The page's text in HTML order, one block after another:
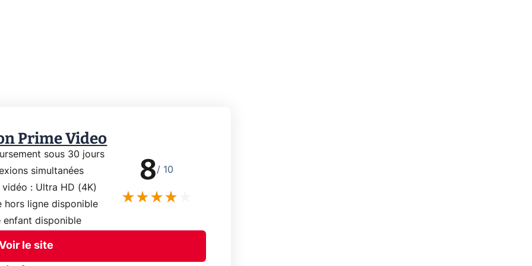
Prime Video
sous 30 jours
simultanées
vidéo : Ultra HD (4K)
hors ligne disponible
enfant disponible
8/ 10
Voir le site